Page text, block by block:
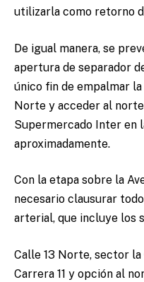
utilizarla como retorno
De igual manera, se
apertura de separador
único fin de empalmar
Norte y acceder al
Supermercado Inter en
aproximadamente.
Con la etapa sobre la
necesario clausurar
arterial, que incluye los
Calle 13 Norte, sector
Carrera 11 y opción al